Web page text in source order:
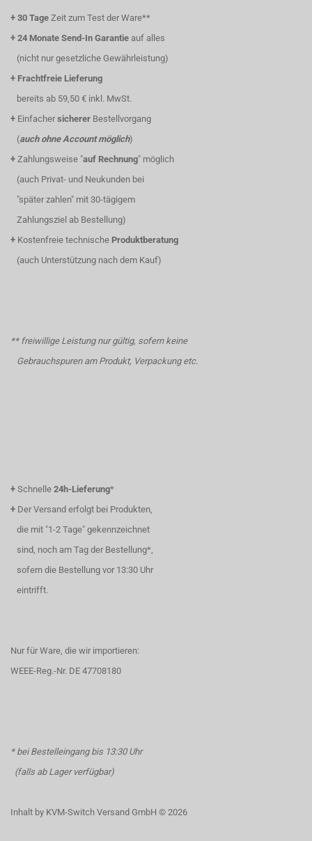
+ 30 Tage Zeit zum Test der Ware**
+ 24 Monate Send-In Garantie auf alles
(nicht nur gesetzliche Gewährleistung)
+ Frachtfreie Lieferung
bereits ab 59,50 € inkl. MwSt.
+ Einfacher sicherer Bestellvorgang
(auch ohne Account möglich)
+ Zahlungsweise "auf Rechnung" möglich
(auch Privat- und Neukunden bei
"später zahlen" mit 30-tägigem
Zahlungsziel ab Bestellung)
+ Kostenfreie technische Produktberatung
(auch Unterstützung nach dem Kauf)
** freiwillige Leistung nur gültig, sofern keine
Gebrauchspuren am Produkt, Verpackung etc.
+ Schnelle 24h-Lieferung*
+ Der Versand erfolgt bei Produkten,
die mit "1-2 Tage" gekennzeichnet
sind, noch am Tag der Bestellung*,
sofern die Bestellung vor 13:30 Uhr
eintrifft.
Nur für Ware, die wir importieren:
WEEE-Reg.-Nr. DE 47708180
* bei Bestelleingang bis 13:30 Uhr
(falls ab Lager verfügbar)
Inhalt by KVM-Switch Versand GmbH © 2026